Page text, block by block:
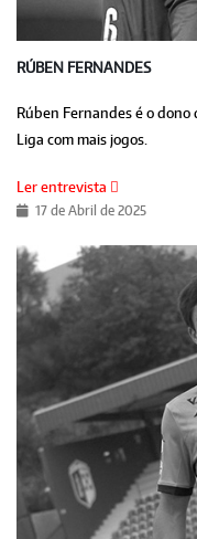
RÚBEN FERNANDES
Rúben Fernandes é o dono
Liga com mais jogos.
Ler entrevista
17 de Abril de 2025